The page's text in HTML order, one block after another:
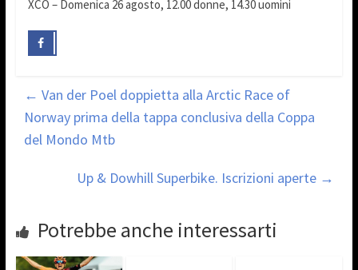
XCO – Domenica 26 agosto, 12.00 donne, 14.30 uomini
← Van der Poel doppietta alla Arctic Race of
Norway prima della tappa conclusiva della Coppa
del Mondo Mtb
Up & Dowhill Superbike. Iscrizioni aperte →
Potrebbe anche interessarti